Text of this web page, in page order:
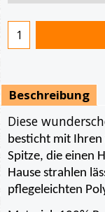
Beschreibung
Diese
besticht mit Ihren
Spitze, die einen
Hause strahlen
pflegeleichten